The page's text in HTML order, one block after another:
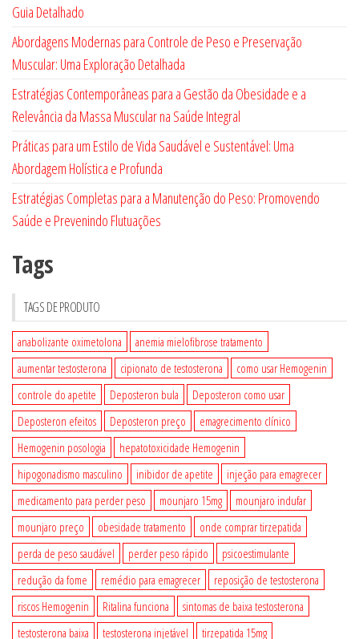
Guia Detalhado
Abordagens Modernas para Controle de Peso e Preservação
Muscular: Uma Exploração Detalhada
Estratégias Contemporâneas para a Gestão da Obesidade e a
Relevância da Massa Muscular na Saúde Integral
Práticas para um Estilo de Vida Saudável e Sustentável: Uma
Abordagem Holística e Profunda
Estratégias Completas para a Manutenção do Peso: Promovendo
Saúde e Prevenindo Flutuações
Tags
TAGS DE PRODUTO
anabolizante oximetolona
anemia mielofibrose tratamento
aumentar testosterona
cipionato de testosterona
como usar Hemogenin
controle do apetite
Deposteron bula
Deposteron como usar
Deposteron efeitos
Deposteron preço
emagrecimento clínico
Hemogenin posologia
hepatotoxicidade Hemogenin
hipogonadismo masculino
inibidor de apetite
injeção para emagrecer
medicamento para perder peso
mounjaro 15mg
mounjaro indufar
mounjaro preço
obesidade tratamento
onde comprar tirzepatida
perda de peso saudável
perder peso rápido
psicoestimulante
redução da fome
remédio para emagrecer
reposição de testosterona
riscos Hemogenin
Ritalina funciona
sintomas de baixa testosterona
testosterona baixa
testosterona injetável tirzepatida 15mg